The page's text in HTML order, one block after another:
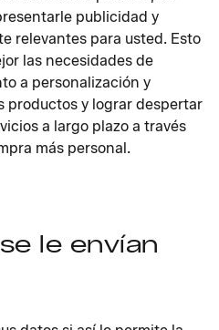
publicidad y
relevantes para usted. Esto
las necesidades de
a personalización y
productos y lograr despertar
a largo plazo a través
más personal.
le envían